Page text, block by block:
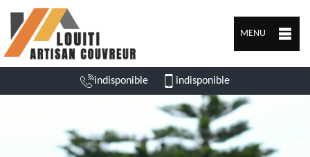
MENU
indisponible indisponible